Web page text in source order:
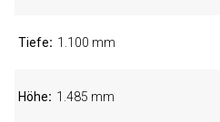
Tiefe 1.100 mm
Höhe 1.485 mm